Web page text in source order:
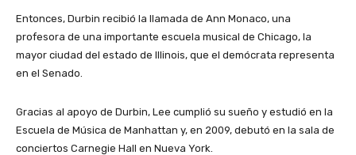
Entonces, Durbin recibió la llamada de Ann Monaco, una
profesora de una importante escuela musical de Chicago, la
mayor ciudad del estado de Illinois, que el demócrata representa
en el Senado.
Gracias al apoyo de Durbin, Lee cumplió su sueño y estudió en la
Escuela de Música de Manhattan y, en 2009, debutó en la sala de
conciertos Carnegie Hall en Nueva York.